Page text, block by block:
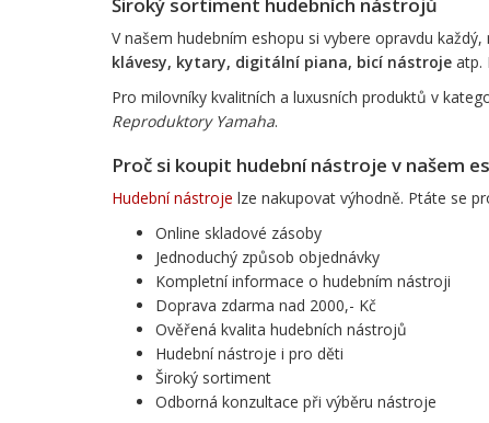
V našem hudebním eshopu si vybere opravdu
klávesy, kytary, digitální piana, bicí nástroje atp.
Pro milovníky kvalitních a luxusních produktů v
Reproduktory Yamaha.
Proč si koupit hudební nástroje v našem
Hudební nástroje lze nakupovat výhodně. Ptáte se
Online skladové zásoby
Jednoduchý způsob objednávky
Kompletní informace o hudebním nástroji
Doprava zdarma nad 2000,- Kč
Ověřená kvalita hudebních nástrojů
Hudební nástroje i pro děti
Široký sortiment
Odborná konzultace při výběru nástroje